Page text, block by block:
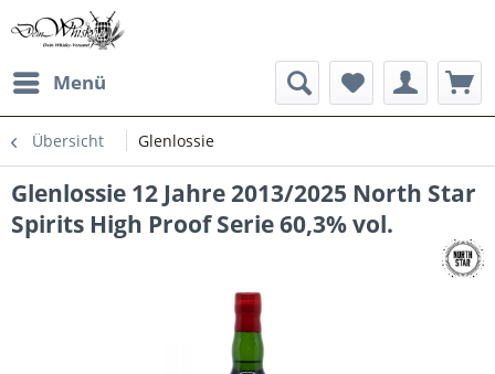
Menü
Übersicht Glenlossie
Glenlossie 12 Jahre 2013/2025 North Star
Spirits High Proof Serie 60,3% vol.